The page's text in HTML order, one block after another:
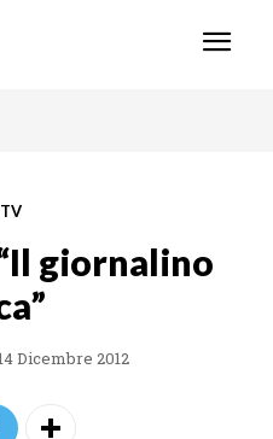
giornalino
Dicembre 2012